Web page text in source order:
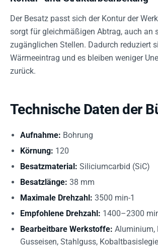
Der Besatz passt sich der Kontur der
sorgt für gleichmäßigen Abtrag, auch an
zugänglichen Stellen. Dadurch reduziert
Wärmeeintrag und es bleiben weniger
zurück.
Technische Daten der
Aufnahme: Bohrung
Körnung: 120
Besatzmaterial: Siliciumcarbid (SiC)
Besatzlänge: 38 mm
Maximale Drehzahl: 3500 min-1
Empfohlene Drehzahl: 1400–2300
Bearbeitbare Werkstoffe: Aluminium,
Gusseisen, Stahlguss,